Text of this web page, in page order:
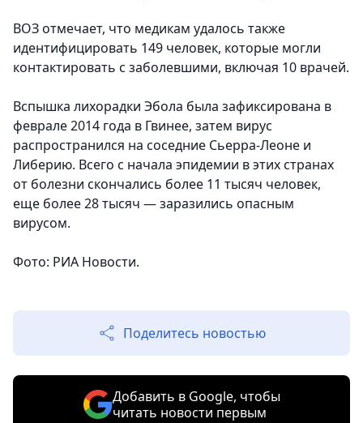
ВОЗ отмечает, что медикам удалось также
идентифицировать 149 человек, которые могли
контактировать с заболевшими, включая 10 врачей.
Вспышка лихорадки Эбола была зафиксирована в
феврале 2014 года в Гвинее, затем вирус
распространился на соседние Сьерра-Леоне и
Либерию. Всего с начала эпидемии в этих странах
от болезни скончались более 11 тысяч человек,
еще более 28 тысяч — заразились опасным
вирусом.
Фото: РИА Новости.
Поделитесь новостью
Добавить в Google, чтобы
читать новости первым